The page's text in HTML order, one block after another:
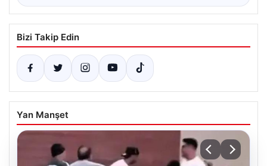
Bizi Takip Edin
Yan Manşet